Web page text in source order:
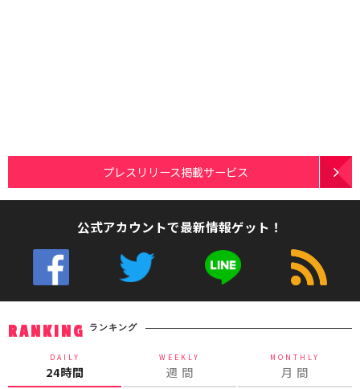
プレスリリース掲載サービス
公式アカウントで最新情報ゲット！
RANKING ランキング
DAILY
24時間
WEEKLY
週 間
MONTHLY
月 間